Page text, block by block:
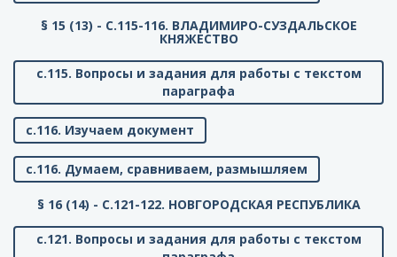
§ 15 (13) - C.115-116. ВЛАДИМИРО-СУЗДАЛЬСКОЕ
КНЯЖЕСТВО
с.115. Вопросы и задания для работы с текстом
параграфа
с.116. Изучаем документ
с.116. Думаем, сравниваем, размышляем
§ 16 (14) - C.121-122. НОВГОРОДСКАЯ РЕСПУБЛИКА
с.121. Вопросы и задания для работы с текстом